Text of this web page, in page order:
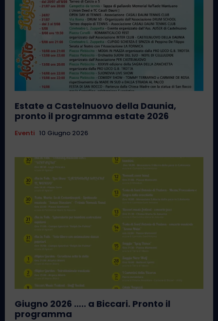
Estate a Castelnuovo della Daunia,
pronto il programma estate 2026
Eventi 10 Giugno 2026
Giugno 2026 ….. a Biccari. Pronto il
programma